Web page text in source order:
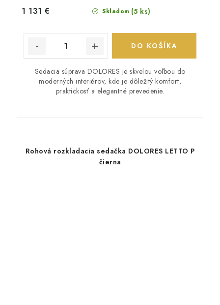
Skladom (5 ks)
1 131 €
DO KOŠÍKA
Sedacia súprava DOLORES je skvelou voľbou do
moderných interiérov, kde je dôležitý komfort,
praktickosť a elegantné prevedenie.
Rohová rozkladacia sedačka DOLORES LETTO P
čierna